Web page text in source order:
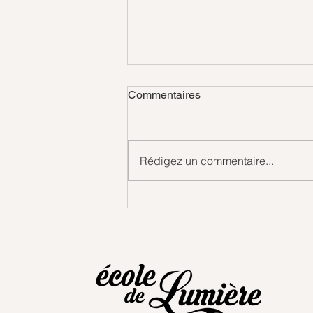
Gouttes d'amour
Commentaires
Rédigez un commentaire...